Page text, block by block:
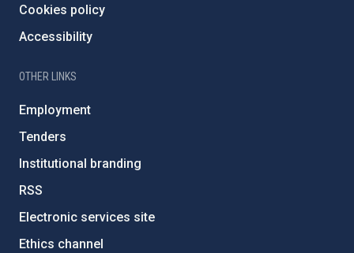
Cookies policy
Accessibility
OTHER LINKS
Employment
Tenders
Institutional branding
RSS
Electronic services site
Ethics channel